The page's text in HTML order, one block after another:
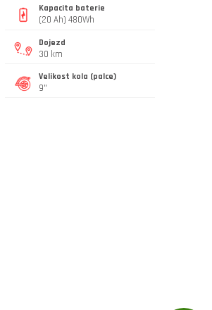
Kapacita baterie
(20 Ah) 480Wh
Dojezd
30 km
Velikost kola (palce)
9"